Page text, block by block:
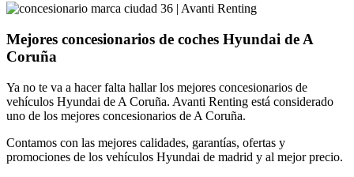
Mejores concesionarios de coches Hyundai de A
Coruña
Ya no te va a hacer falta hallar los mejores concesionarios de
vehículos Hyundai de A Coruña. Avanti Renting está considerado
uno de los mejores concesionarios de A Coruña.
Contamos con las mejores calidades, garantías, ofertas y
promociones de los vehículos Hyundai de madrid y al mejor precio.